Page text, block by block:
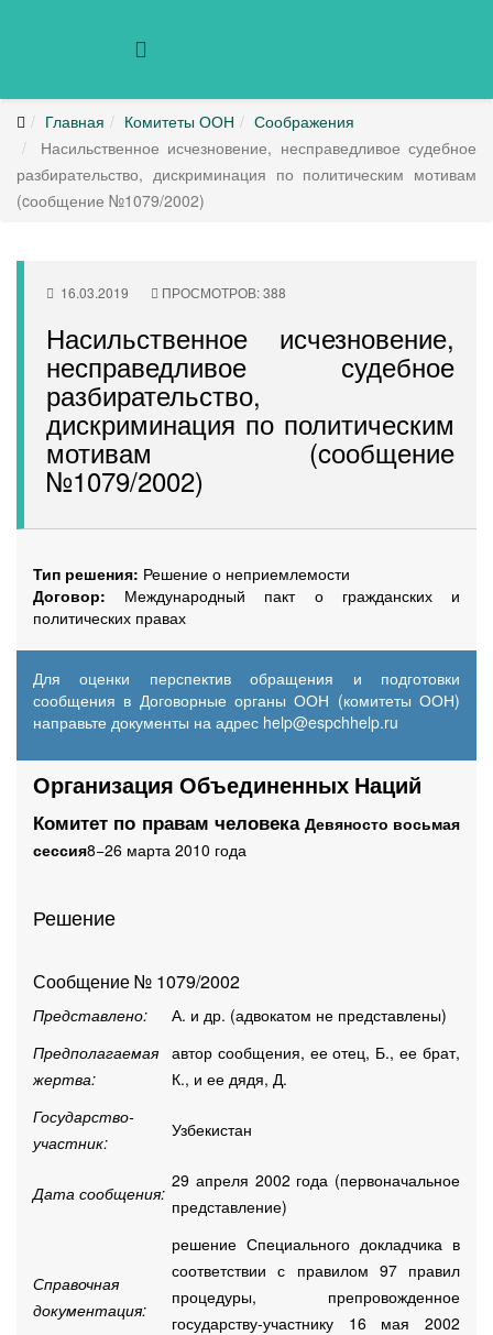
Главная Комитеты ООН
Соображения
Насильственное исчезновение, несправедливое судебное
разбирательство, дискриминация по политическим мотивам
(cообщение №1079/2002)
16.03.2019 ПРОСМОТРОВ: 388
Насильственное исчезновение,
несправедливое судебное
разбирательство,
дискриминация по политическим
мотивам (cообщение
№1079/2002)
Тип решения: Решение о неприемлемости
Договор: Международный пакт о гражданских и
политических правах
Для оценки перспектив обращения и подготовки
сообщения в Договорные органы ООН (комитеты ООН)
направьте документы на адрес help@espchhelp.ru
Организация Объединенных Наций
Комитет по правам человека Девяносто восьмая
сессия8−26 марта 2010 года
Решение
Сообщение № 1079/2002
Представлено:
А. и др. (адвокатом не представлены)
Предполагаемая
жертва:
автор сообщения, ее отец, Б., ее брат,
К., и ее дядя, Д.
Государство-
участник:
Узбекистан
Дата сообщения:
29 апреля 2002 года (первоначальное
представление)
Справочная
документация:
решение Специального докладчика в
соответствии с правилом 97 правил
процедуры, препровожденное
государству-участнику 16 мая 2002